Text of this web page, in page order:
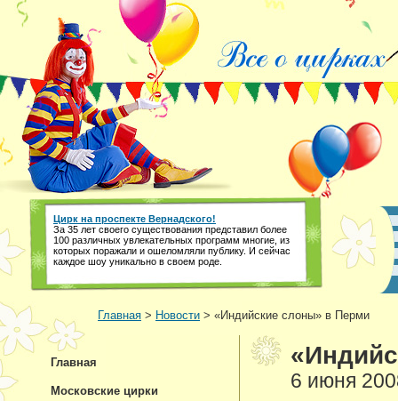
Цирк на проспекте Вернадского!
За 35 лет своего существования представил более
100 различных увлекательных программ многие, из
которых поражали и ошеломляли публику. И сейчас
каждое шоу уникально в своем роде.
Главная > Новости > «Индийские слоны» в Перми
6 июня
Главная
Московские цирки